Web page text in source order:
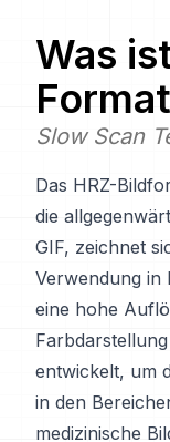
Was
Slow Scan
Das HRZ-
die
GIF, zeichnet
Verwendung in
eine hohe
entwickelt, um
in den
medizinische